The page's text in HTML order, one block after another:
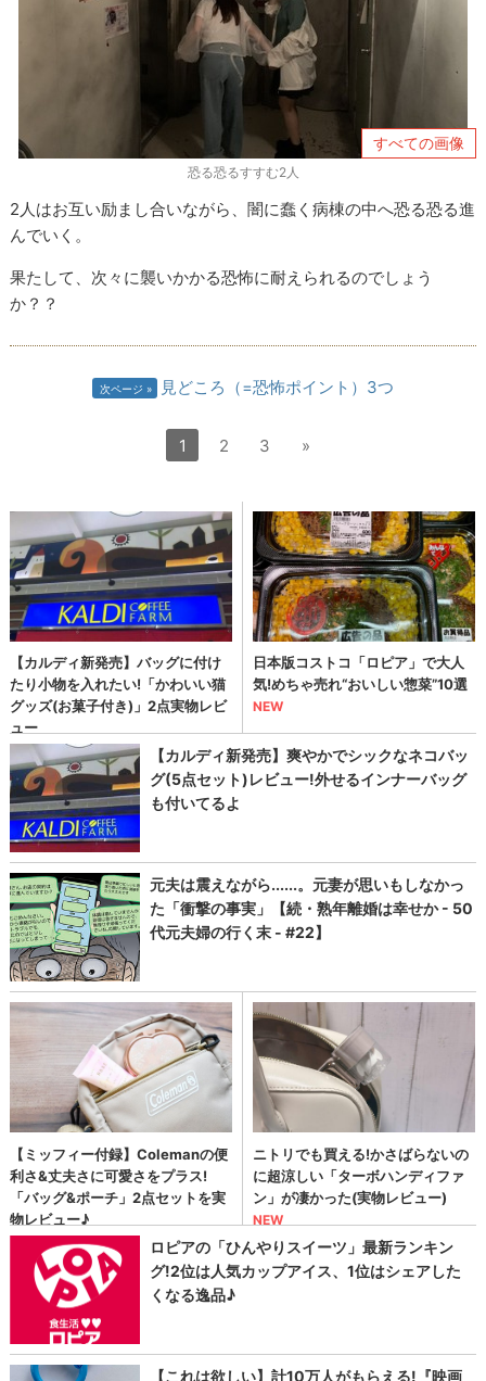
すべての画像
恐る恐るすすむ2人
2人はお互い励まし合いながら、闇に蠢く病棟の中へ恐る恐る進
んでいく。
果たして、次々に襲いかかる恐怖に耐えられるのでしょう
か？？
次ページ 見どころ（=恐怖ポイント）3つ
1 2 3 »